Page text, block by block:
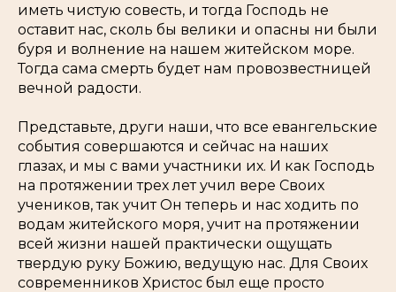
иметь чистую совесть, и тогда Господь не
оставит нас, сколь бы велики и опасны ни были
буря и волнение на нашем житейском море.
Тогда сама смерть будет нам провозвестницей
вечной радости.
Представьте, други наши, что все евангельские
события совершаются и сейчас на наших
глазах, и мы с вами участники их. И как Господь
на протяжении трех лет учил вере Своих
учеников, так учит Он теперь и нас ходить по
водам житейского моря, учит на протяжении
всей жизни нашей практически ощущать
твердую руку Божию, ведущую нас. Для Своих
современников Христос был еще просто